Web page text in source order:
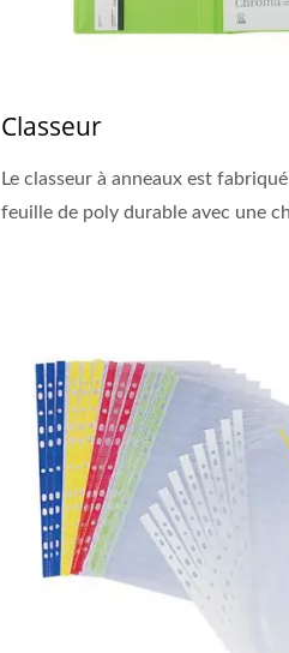
Classeur
Le classeur à anneaux est
feuille de poly durable avec une